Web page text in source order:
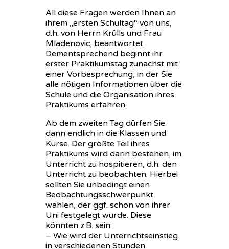
All diese Fragen werden Ihnen an
ihrem „ersten Schultag“ von uns,
d.h. von Herrn Krülls und Frau
Mladenovic, beantwortet.
Dementsprechend beginnt ihr
erster Praktikumstag zunächst mit
einer Vorbesprechung, in der Sie
alle nötigen Informationen über die
Schule und die Organisation ihres
Praktikums erfahren.
Ab dem zweiten Tag dürfen Sie
dann endlich in die Klassen und
Kurse. Der größte Teil ihres
Praktikums wird darin bestehen, im
Unterricht zu hospitieren, d.h. den
Unterricht zu beobachten. Hierbei
sollten Sie unbedingt einen
Beobachtungsschwerpunkt
wählen, der ggf. schon von ihrer
Uni festgelegt wurde. Diese
könnten z.B. sein:
– Wie wird der Unterrichtseinstieg
in verschiedenen Stunden